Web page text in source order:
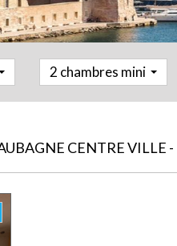
2 chambres mini
CENTRE VILLE -